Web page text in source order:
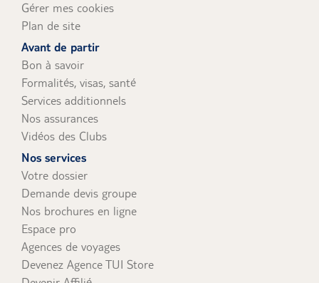
Gérer mes cookies
Plan de site
Avant de partir
Bon à savoir
Formalités, visas, santé
Services additionnels
Nos assurances
Vidéos des Clubs
Nos services
Votre dossier
Demande devis groupe
Nos brochures en ligne
Espace pro
Agences de voyages
Devenez Agence TUI Store